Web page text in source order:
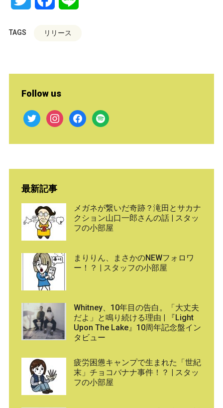
TAGS リリース
Follow us
twitter instagramfacebook
spotify
最新記事
メガネが繋いだ奇跡？滝田とサカナ
クション山口一郎さんの話 | スタッ
フの小部屋
まりりん、まさかのNEWフォロワ
ー！？ | スタッフの小部屋
Whitney、10年目の告白。「大丈夫
だよ」と鳴り続ける理由 | 『Light
Upon The Lake』10周年記念盤イン
タビュー
疲労困憊キャンプで生まれた「世紀
末」チョコバナナ事件！？ | スタッ
フの小部屋